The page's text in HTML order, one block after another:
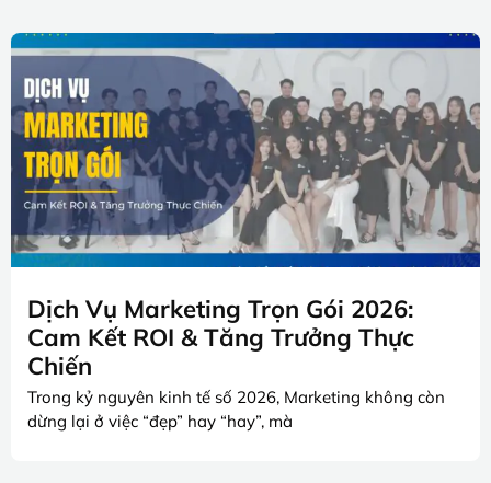
Dịch Vụ Marketing Trọn Gói 2026:
Cam Kết ROI & Tăng Trưởng Thực
Chiến
Trong kỷ nguyên kinh tế số 2026, Marketing không còn
dừng lại ở việc “đẹp” hay “hay”, mà